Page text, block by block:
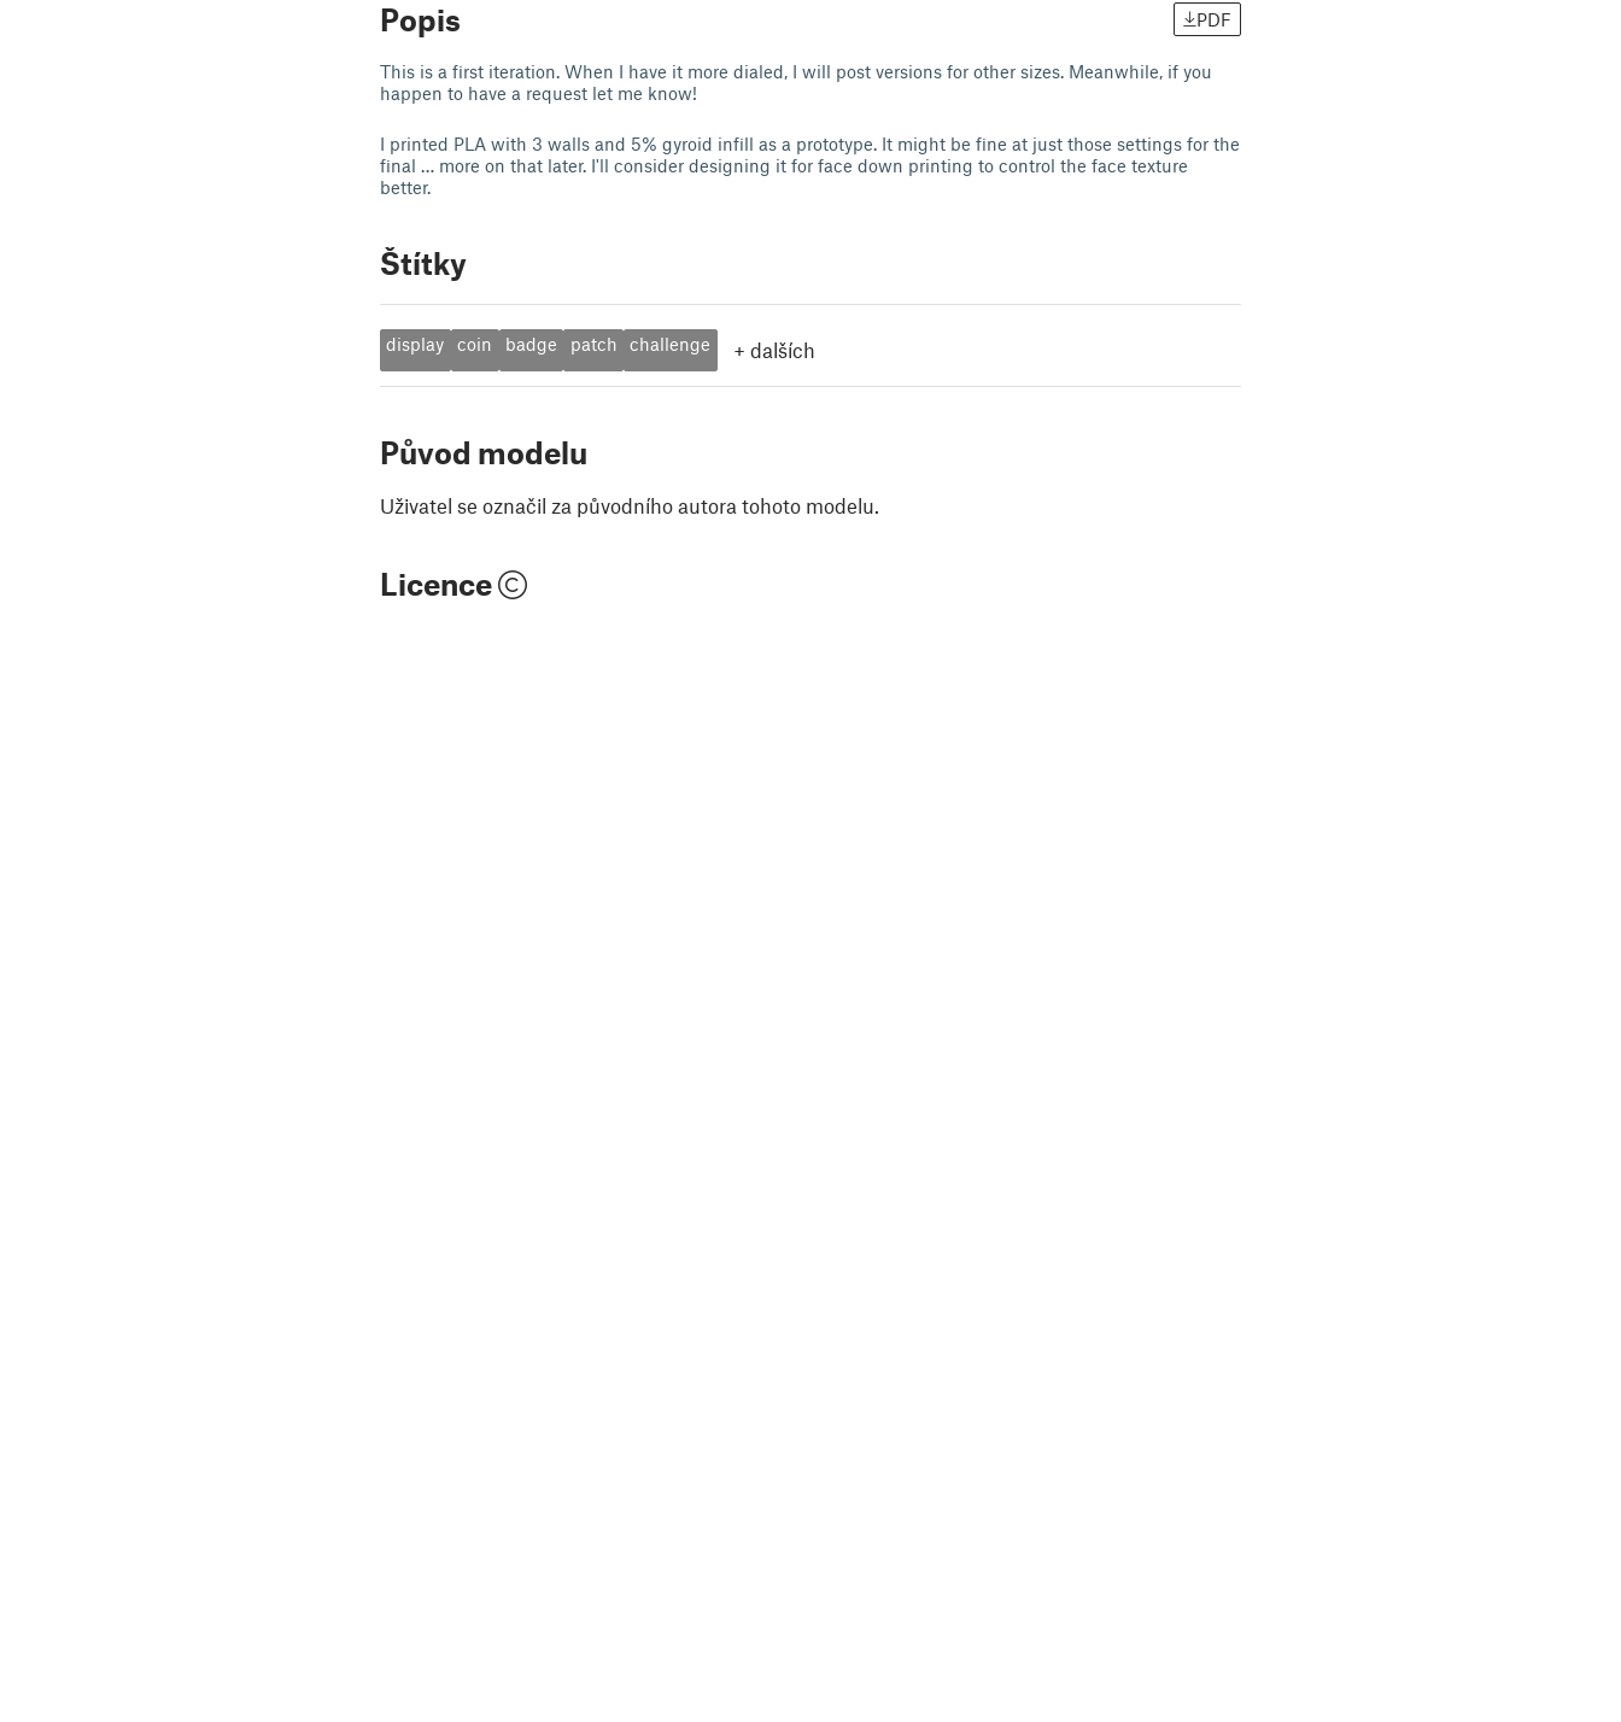
Popis PDF
This is a first iteration. When I have it more dialed, I will post versions for other sizes. Meanwhile, if you
happen to have a request let me know!
I printed PLA with 3 walls and 5% gyroid infill as a prototype. It might be fine at just those settings for the
final … more on that later. I'll consider designing it for face down printing to control the face texture
better.
Štítky
display coin badge patch challenge + dalších
Původ modelu
Uživatel se označil za původního autora tohoto modelu.
Licence